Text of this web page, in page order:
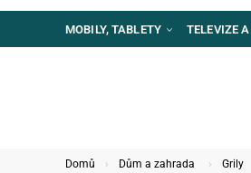
MOBILY, TABLETY TELEVIZE
Domů Dům a zahrada Grily